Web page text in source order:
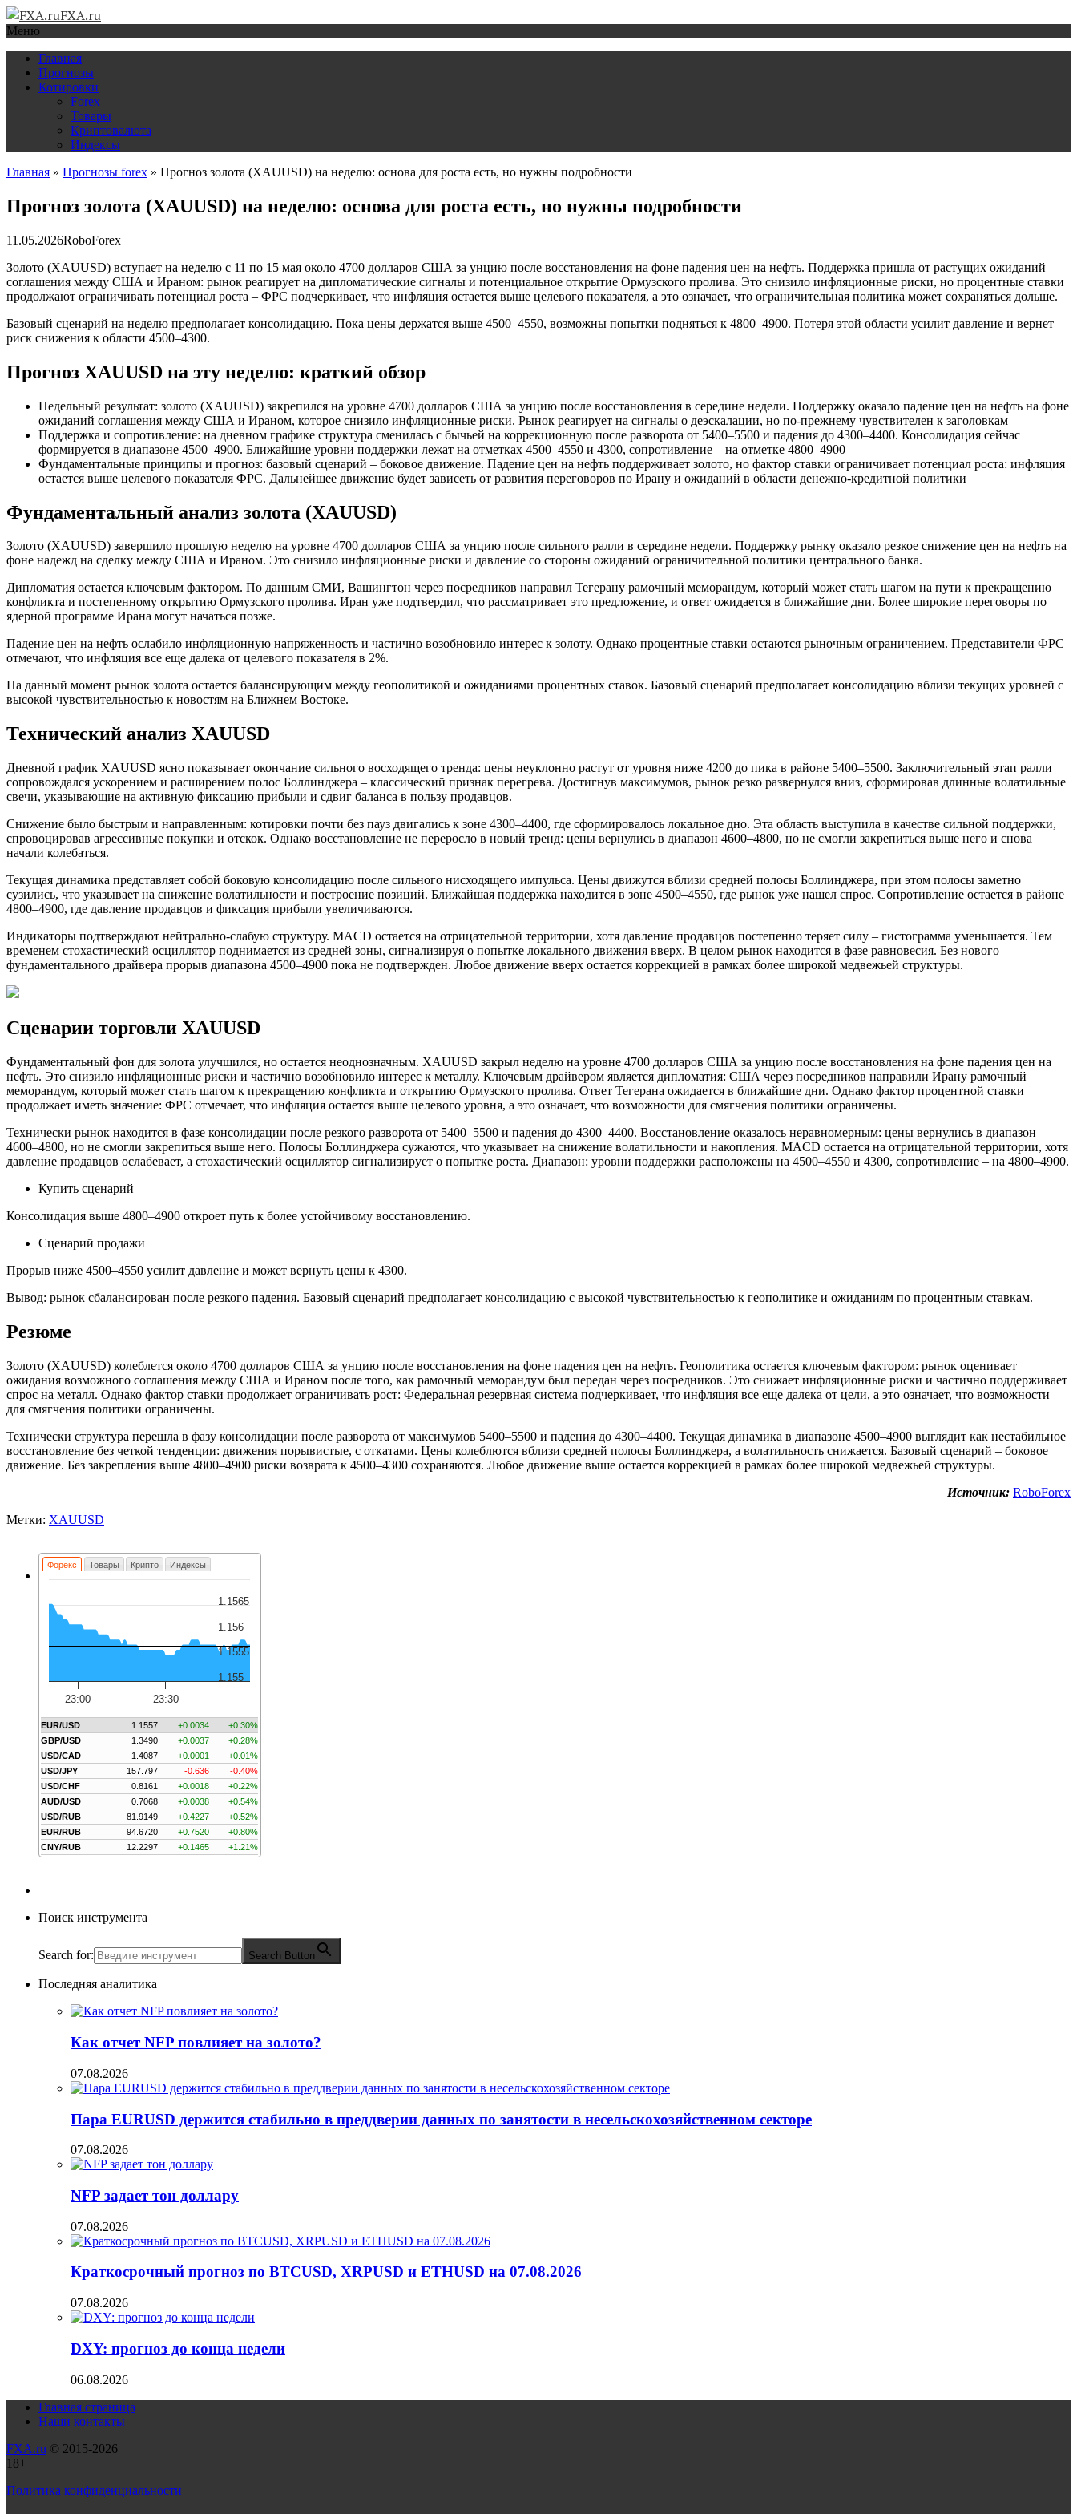
FXA.ru
Меню
Главная
Прогнозы
Котировки
Forex
Товары
Криптовалюта
Индексы
Главная » Прогнозы forex » Прогноз золота (XAUUSD) на неделю: основа для роста есть, но нужны подробности
Прогноз золота (XAUUSD) на неделю: основа для роста есть, но нужны подробности
11.05.2026RoboForex
Золото (XAUUSD) вступает на неделю с 11 по 15 мая около 4700 долларов США за унцию после восстановления на фоне падения цен на нефть. Поддержка пришла от растущих ожиданий
соглашения между США и Ираном: рынок реагирует на дипломатические сигналы и потенциальное открытие Ормузского пролива. Это снизило инфляционные риски, но процентные ставки
продолжают ограничивать потенциал роста – ФРС подчеркивает, что инфляция остается выше целевого показателя, а это означает, что ограничительная политика может сохраняться дольше.
Базовый сценарий на неделю предполагает консолидацию. Пока цены держатся выше 4500–4550, возможны попытки подняться к 4800–4900. Потеря этой области усилит давление и вернет
риск снижения к области 4500–4300.
Прогноз XAUUSD на эту неделю: краткий обзор
Недельный результат: золото (XAUUSD) закрепился на уровне 4700 долларов США за унцию после восстановления в середине недели. Поддержку оказало падение цен на нефть на фоне
ожиданий соглашения между США и Ираном, которое снизило инфляционные риски. Рынок реагирует на сигналы о деэскалации, но по-прежнему чувствителен к заголовкам
Поддержка и сопротивление: на дневном графике структура сменилась с бычьей на коррекционную после разворота от 5400–5500 и падения до 4300–4400. Консолидация сейчас
формируется в диапазоне 4500–4900. Ближайшие уровни поддержки лежат на отметках 4500–4550 и 4300, сопротивление – на отметке 4800–4900
Фундаментальные принципы и прогноз: базовый сценарий – боковое движение. Падение цен на нефть поддерживает золото, но фактор ставки ограничивает потенциал роста: инфляция
остается выше целевого показателя ФРС. Дальнейшее движение будет зависеть от развития переговоров по Ирану и ожиданий в области денежно-кредитной политики
Фундаментальный анализ золота (XAUUSD)
Золото (XAUUSD) завершило прошлую неделю на уровне 4700 долларов США за унцию после сильного ралли в середине недели. Поддержку рынку оказало резкое снижение цен на нефть на
фоне надежд на сделку между США и Ираном. Это снизило инфляционные риски и давление со стороны ожиданий ограничительной политики центрального банка.
Дипломатия остается ключевым фактором. По данным СМИ, Вашингтон через посредников направил Тегерану рамочный меморандум, который может стать шагом на пути к прекращению
конфликта и постепенному открытию Ормузского пролива. Иран уже подтвердил, что рассматривает это предложение, и ответ ожидается в ближайшие дни. Более широкие переговоры по
ядерной программе Ирана могут начаться позже.
Падение цен на нефть ослабило инфляционную напряженность и частично возобновило интерес к золоту. Однако процентные ставки остаются рыночным ограничением. Представители ФРС
отмечают, что инфляция все еще далека от целевого показателя в 2%.
На данный момент рынок золота остается балансирующим между геополитикой и ожиданиями процентных ставок. Базовый сценарий предполагает консолидацию вблизи текущих уровней с
высокой чувствительностью к новостям на Ближнем Востоке.
Технический анализ XAUUSD
Дневной график XAUUSD ясно показывает окончание сильного восходящего тренда: цены неуклонно растут от уровня ниже 4200 до пика в районе 5400–5500. Заключительный этап ралли
сопровождался ускорением и расширением полос Боллинджера – классический признак перегрева. Достигнув максимумов, рынок резко развернулся вниз, сформировав длинные волатильные
свечи, указывающие на активную фиксацию прибыли и сдвиг баланса в пользу продавцов.
Снижение было быстрым и направленным: котировки почти без пауз двигались к зоне 4300–4400, где сформировалось локальное дно. Эта область выступила в качестве сильной поддержки,
спровоцировав агрессивные покупки и отскок. Однако восстановление не переросло в новый тренд: цены вернулись в диапазон 4600–4800, но не смогли закрепиться выше него и снова
начали колебаться.
Текущая динамика представляет собой боковую консолидацию после сильного нисходящего импульса. Цены движутся вблизи средней полосы Боллинджера, при этом полосы заметно
сузились, что указывает на снижение волатильности и построение позиций. Ближайшая поддержка находится в зоне 4500–4550, где рынок уже нашел спрос. Сопротивление остается в районе
4800–4900, где давление продавцов и фиксация прибыли увеличиваются.
Индикаторы подтверждают нейтрально-слабую структуру. MACD остается на отрицательной территории, хотя давление продавцов постепенно теряет силу – гистограмма уменьшается. Тем
временем стохастический осциллятор поднимается из средней зоны, сигнализируя о попытке локального движения вверх. В целом рынок находится в фазе равновесия. Без нового
фундаментального драйвера прорыв диапазона 4500–4900 пока не подтвержден. Любое движение вверх остается коррекцией в рамках более широкой медвежьей структуры.
Сценарии торговли XAUUSD
Фундаментальный фон для золота улучшился, но остается неоднозначным. XAUUSD закрыл неделю на уровне 4700 долларов США за унцию после восстановления на фоне падения цен на
нефть. Это снизило инфляционные риски и частично возобновило интерес к металлу. Ключевым драйвером является дипломатия: США через посредников направили Ирану рамочный
меморандум, который может стать шагом к прекращению конфликта и открытию Ормузского пролива. Ответ Тегерана ожидается в ближайшие дни. Однако фактор процентной ставки
продолжает иметь значение: ФРС отмечает, что инфляция остается выше целевого уровня, а это означает, что возможности для смягчения политики ограничены.
Технически рынок находится в фазе консолидации после резкого разворота от 5400–5500 и падения до 4300–4400. Восстановление оказалось неравномерным: цены вернулись в диапазон
4600–4800, но не смогли закрепиться выше него. Полосы Боллинджера сужаются, что указывает на снижение волатильности и накопления. MACD остается на отрицательной территории, хотя
давление продавцов ослабевает, а стохастический осциллятор сигнализирует о попытке роста. Диапазон: уровни поддержки расположены на 4500–4550 и 4300, сопротивление – на 4800–4900.
Купить сценарий
Консолидация выше 4800–4900 откроет путь к более устойчивому восстановлению.
Сценарий продажи
Прорыв ниже 4500–4550 усилит давление и может вернуть цены к 4300.
Вывод: рынок сбалансирован после резкого падения. Базовый сценарий предполагает консолидацию с высокой чувствительностью к геополитике и ожиданиям по процентным ставкам.
Резюме
Золото (XAUUSD) колеблется около 4700 долларов США за унцию после восстановления на фоне падения цен на нефть. Геополитика остается ключевым фактором: рынок оценивает
ожидания возможного соглашения между США и Ираном после того, как рамочный меморандум был передан через посредников. Это снижает инфляционные риски и частично поддерживает
спрос на металл. Однако фактор ставки продолжает ограничивать рост: Федеральная резервная система подчеркивает, что инфляция все еще далека от цели, а это означает, что возможности
для смягчения политики ограничены.
Технически структура перешла в фазу консолидации после разворота от максимумов 5400–5500 и падения до 4300–4400. Текущая динамика в диапазоне 4500–4900 выглядит как нестабильное
восстановление без четкой тенденции: движения порывистые, с откатами. Цены колеблются вблизи средней полосы Боллинджера, а волатильность снижается. Базовый сценарий – боковое
движение. Без закрепления выше 4800–4900 риски возврата к 4500–4300 сохраняются. Любое движение выше остается коррекцией в рамках более широкой медвежьей структуры.
Источник: RoboForex
Метки: XAUUSD
Форекс Товары Крипто Индексы
23:00 23:30
1.155
1.1555
1.156
1.1565
EUR/USD 1.1557 +0.0034
+0.30%
GBP/USD
1.3490 +0.0037
+0.28%
USD/CAD
1.4087 +0.0001
+0.01%
USD/JPY
157.797 -0.636
-0.40%
USD/CHF
0.8161 +0.0018
+0.22%
AUD/USD
0.7068 +0.0038
+0.54%
USD/RUB
81.9149 +0.4227
+0.52%
EUR/RUB
94.6720 +0.7520
+0.80%
CNY/RUB
12.2297 +0.1465 +1.21%
Поиск инструмента
Search for: Search Button
Последняя аналитика
Как отчет NFP повлияет на золото?
07.08.2026
Пара EURUSD держится стабильно в преддверии данных по занятости в несельскохозяйственном секторе
07.08.2026
NFP задает тон доллару
07.08.2026
Краткосрочный прогноз по BTCUSD, XRPUSD и ETHUSD на 07.08.2026
07.08.2026
DXY: прогноз до конца недели
06.08.2026
Главная страница
Наши контакты
FXA.ru © 2015-2026
18+
Политика конфиденциальности